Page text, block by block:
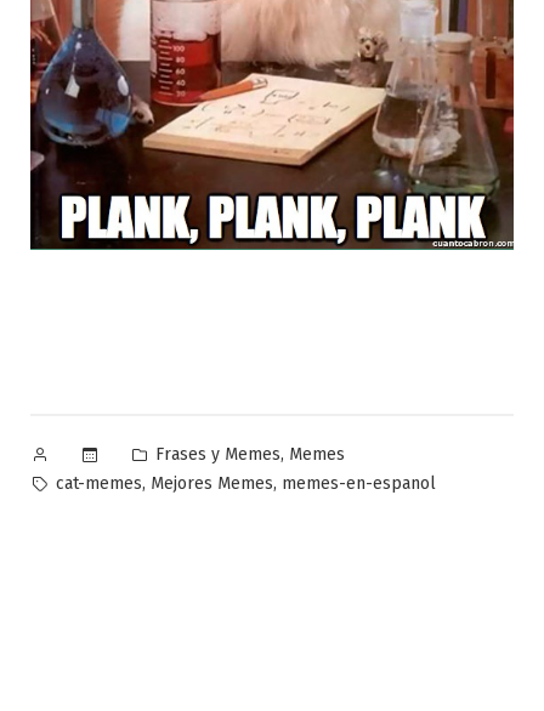
Publicado
por
Publicado
en
Frases y Memes, Memes
Etiquetas:
cat-memes, Mejores Memes, memes-en-espanol